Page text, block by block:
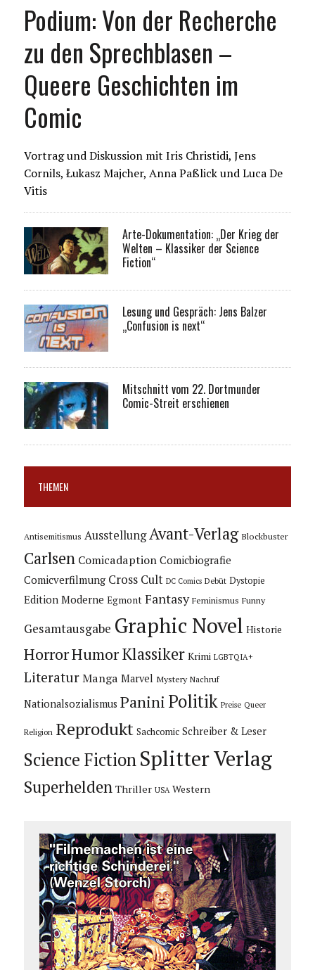
Podium: Von der Recherche
zu den Sprechblasen –
Queere Geschichten im
Comic
Vortrag und Diskussion mit Iris Christidi, Jens
Cornils, Łukasz Majcher, Anna Paßlick und Luca De
Vitis
Arte-Dokumentation: „Der Krieg der
Welten – Klassiker der Science
Fiction“
Lesung und Gespräch: Jens Balzer
„Confusion is next“
Mitschnitt vom 22. Dortmunder
Comic-Streit erschienen
THEMEN
Antisemitismus Ausstellung Avant-Verlag Blockbuster
Carlsen Comicadaption Comicbiografie
Comicverfilmung Cross Cult DC Comics Debüt Dystopie
Edition Moderne Egmont Fantasy Feminismus Funny
Gesamtausgabe Graphic Novel Historie
HorrorHumorKlassiker Krimi LGBTQIA+
Literatur Manga Marvel Mystery Nachruf
Nationalsozialismus Panini Politik Preise Queer
Religion Reprodukt Sachcomic Schreiber & Leser
Science Fiction Splitter Verlag
Superhelden Thriller USA Western